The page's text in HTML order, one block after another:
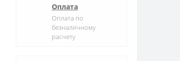
Оплата
Оплата по
безналичному
расчету